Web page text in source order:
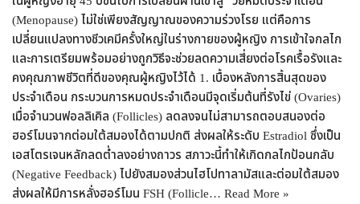
(Menopause) ไม่ใช่เพียงสัญญาณของความร่วงโรย แต่คือการ
เปลี่ยนแปลงทางชีวเคมีครั้งใหญ่ในร่างกายของผู้หญิง การเข้าใจกลไก
และการเตรียมพร้อมอย่างถูกวิธีจะช่วยลดความเสี่ยงต่อโรคเรื้อรังและ
คงคุณภาพชีวิตที่ดีของคุณผู้หญิงไว้ได้ 1. เบื้องหลังการสิ้นสุดของ
ประจำเดือน กระบวนการหมดประจำเดือนมีจุดเริ่มต้นที่รังไข่ (Ovaries)
เมื่อจำนวนฟอลลิเคิล (Follicles) ลดลงจนไม่สามารถตอบสนองต่อ
ฮอร์โมนจากต่อมใต้สมองได้ตามปกติ ส่งผลให้ระดับ Estradiol ซึ่งเป็น
เอสโตรเจนหลักลดต่ำลงอย่างถาวร สภาวะนี้ทำให้เกิดกลไกป้อนกลับ
(Negative Feedback) ไปยังสมองส่วนไฮโปทาลามัสและต่อมใต้สมอง
ส่งผลให้มีการหลั่งฮอร์โมน FSH (Follicle… Read More »